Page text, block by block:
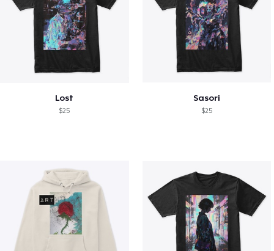
Lost
$25
Sasori
$25